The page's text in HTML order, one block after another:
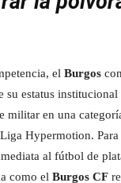
el Burgos
su estatus
militar en una
Hypermotion. Para
al fútbol de
como el Burgos CF